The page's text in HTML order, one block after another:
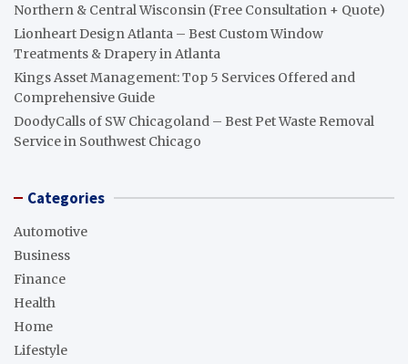
Northern & Central Wisconsin (Free Consultation + Quote)
Lionheart Design Atlanta – Best Custom Window
Treatments & Drapery in Atlanta
Kings Asset Management: Top 5 Services Offered and
Comprehensive Guide
DoodyCalls of SW Chicagoland – Best Pet Waste Removal
Service in Southwest Chicago
Categories
Automotive
Business
Finance
Health
Home
Lifestyle